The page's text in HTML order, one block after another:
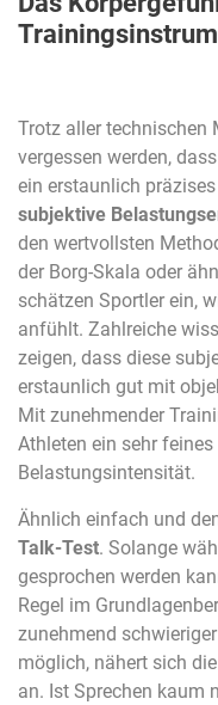
Trotz aller technischen
vergessen werden,
ein erstaunlich
subjektive
den wertvollsten
der Borg-Skala oder
schätzen Sportler ein,
anfühlt. Zahlreiche
zeigen, dass diese
erstaunlich gut mit
Mit zunehmender
Athleten ein sehr
Belastungsintensität.
Ähnlich einfach und
Talk-Test. Solange
gesprochen werden
Regel im
zunehmend
möglich, nähert sich
an. Ist Sprechen kaum